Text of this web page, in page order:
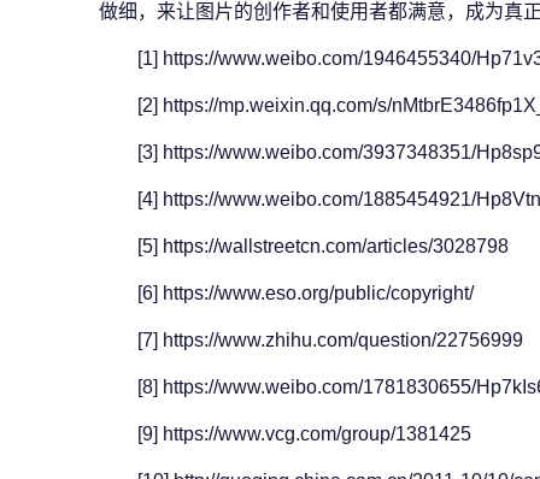
做细，来让图片的创作者和使用者都满意，成为真
[1] https://www.weibo.com/1946455340/
[2] https://mp.weixin.qq.com/s/
[3] https://www.weibo.com/3937348351/
[4] https://www.weibo.com/1885454921/
[5] https://wallstreetcn.com/articles/3028798
[6] https://www.eso.org/public/copyright/
[7] https://www.zhihu.com/question/22756999
[8] https://www.weibo.com/1781830655/
[9] https://www.vcg.com/group/1381425